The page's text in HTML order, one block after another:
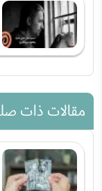
مقالات ذات